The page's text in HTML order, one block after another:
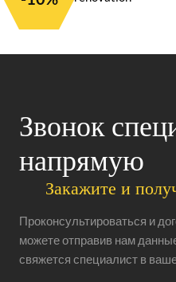
Звонок
напрямую
Закажите и
Проконсультироваться и
можете отправив нам
свяжется специалист в